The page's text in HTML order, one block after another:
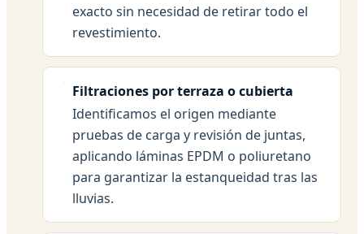
exacto sin necesidad de retirar todo el
revestimiento.
Filtraciones por terraza o cubierta
Identificamos el origen mediante
pruebas de carga y revisión de juntas,
aplicando láminas EPDM o poliuretano
para garantizar la estanqueidad tras las
lluvias.